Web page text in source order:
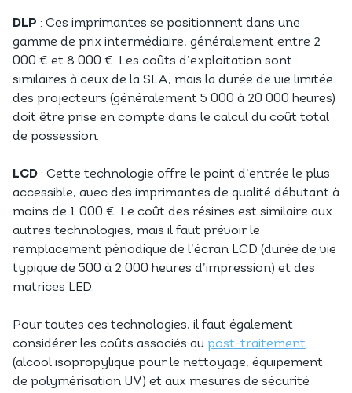
DLP : Ces imprimantes se positionnent dans une
gamme de prix intermédiaire, généralement entre 2
000 € et 8 000 €. Les coûts d’exploitation sont
similaires à ceux de la SLA, mais la durée de vie limitée
des projecteurs (généralement 5 000 à 20 000 heures)
doit être prise en compte dans le calcul du coût total
de possession.
LCD : Cette technologie offre le point d’entrée le plus
accessible, avec des imprimantes de qualité débutant à
moins de 1 000 €. Le coût des résines est similaire aux
autres technologies, mais il faut prévoir le
remplacement périodique de l’écran LCD (durée de vie
typique de 500 à 2 000 heures d’impression) et des
matrices LED.
Pour toutes ces technologies, il faut également
considérer les coûts associés au post-traitement
(alcool isopropylique pour le nettoyage, équipement
de polymérisation UV) et aux mesures de sécurité